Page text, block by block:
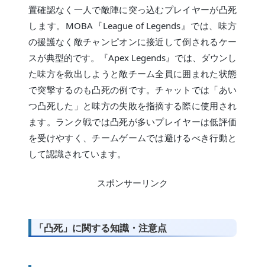
置確認なく一人で敵陣に突っ込むプレイヤーが凸死
します。MOBA『League of Legends』では、味方
の援護なく敵チャンピオンに接近して倒されるケー
スが典型的です。『Apex Legends』では、ダウンし
た味方を救出しようと敵チーム全員に囲まれた状態
で突撃するのも凸死の例です。チャットでは「あい
つ凸死した」と味方の失敗を指摘する際に使用され
ます。ランク戦では凸死が多いプレイヤーは低評価
を受けやすく、チームゲームでは避けるべき行動と
して認識されています。
スポンサーリンク
「凸死」に関する知識・注意点